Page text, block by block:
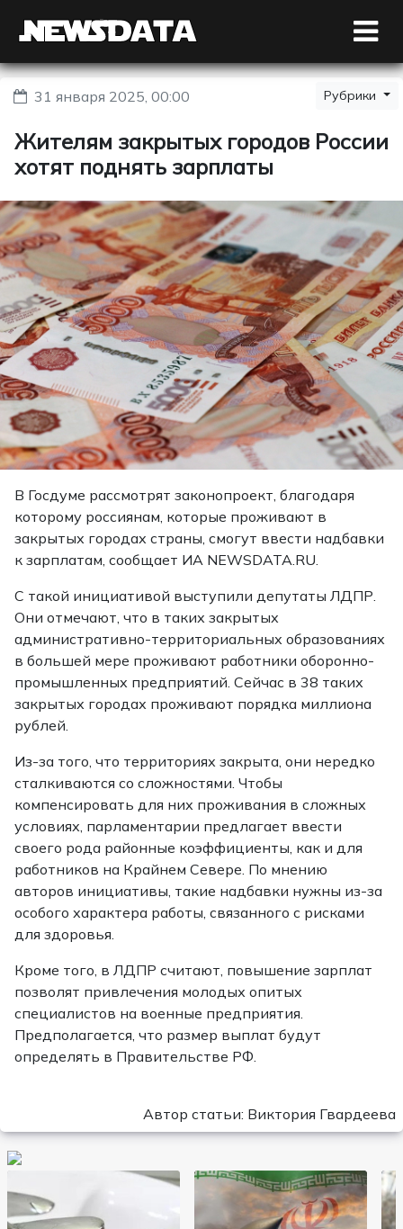
31 января 2025, 00:00 Рубрики
Жителям закрытых городов России
хотят поднять зарплаты
В Госдуме рассмотрят законопроект, благодаря
которому россиянам, которые проживают в
закрытых городах страны, смогут ввести надбавки
к зарплатам, сообщает ИА NEWSDATA.RU.
С такой инициативой выступили депутаты ЛДПР.
Они отмечают, что в таких закрытых
административно-территориальных образованиях
в большей мере проживают работники оборонно-
промышленных предприятий. Сейчас в 38 таких
закрытых городах проживают порядка миллиона
рублей.
Из-за того, что территориях закрыта, они нередко
сталкиваются со сложностями. Чтобы
компенсировать для них проживания в сложных
условиях, парламентарии предлагает ввести
своего рода районные коэффициенты, как и для
работников на Крайнем Севере. По мнению
авторов инициативы, такие надбавки нужны из-за
особого характера работы, связанного с рисками
для здоровья.
Кроме того, в ЛДПР считают, повышение зарплат
позволят привлечения молодых опитых
специалистов на военные предприятия.
Предполагается, что размер выплат будут
определять в Правительстве РФ.
Автор статьи: Виктория Гвардеева